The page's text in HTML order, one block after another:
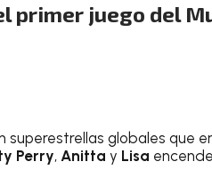
juego del
superestrellas globales que
Perry, Anitta y Lisa